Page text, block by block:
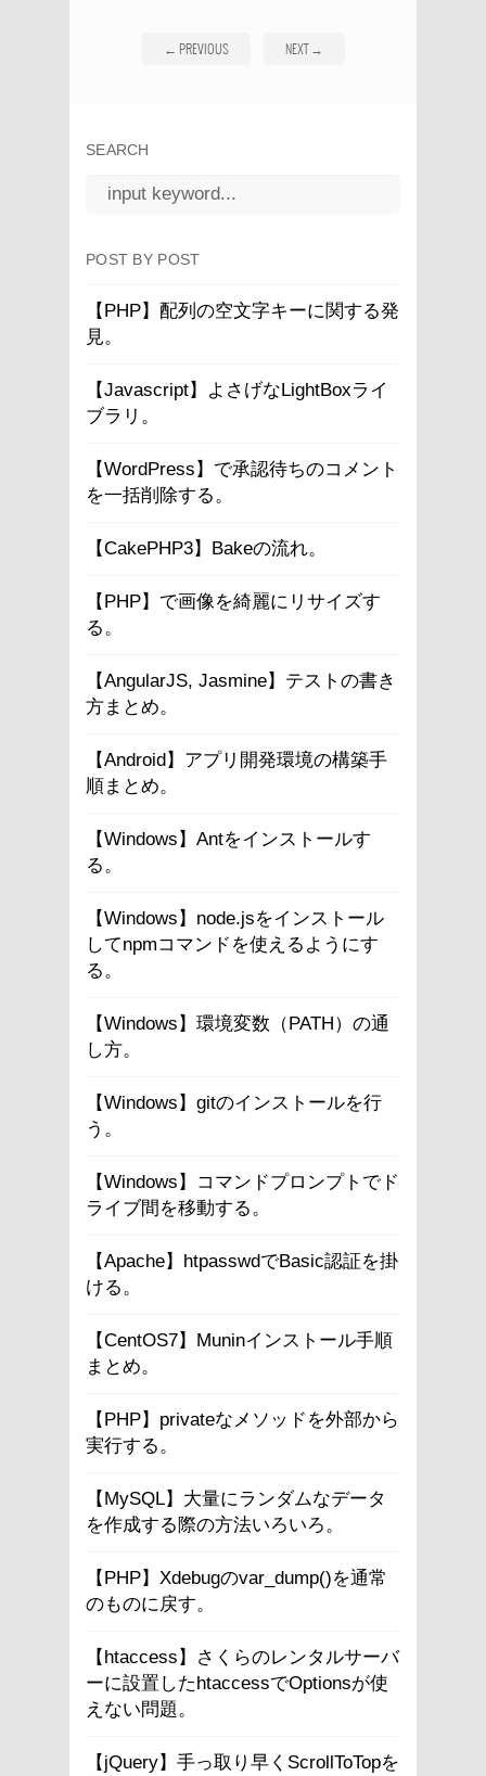
← PREVIOUS NEXT→
SEARCH
POST BY POST
【PHP】配列の空文字キーに関する発
見。
【Javascript】よさげなLightBoxライ
ブラリ。
【WordPress】で承認待ちのコメント
を一括削除する。
【CakePHP3】Bakeの流れ。
【PHP】で画像を綺麗にリサイズす
る。
【AngularJS, Jasmine】テストの書き
方まとめ。
【Android】アプリ開発環境の構築手
順まとめ。
【Windows】Antをインストールす
る。
【Windows】node.jsをインストール
してnpmコマンドを使えるようにす
る。
【Windows】環境変数（PATH）の通
し方。
【Windows】gitのインストールを行
う。
【Windows】コマンドプロンプトでド
ライブ間を移動する。
【Apache】htpasswdでBasic認証を掛
ける。
【CentOS7】Muninインストール手順
まとめ。
【PHP】privateなメソッドを外部から
実行する。
【MySQL】大量にランダムなデータ
を作成する際の方法いろいろ。
【PHP】Xdebugのvar_dump()を通常
のものに戻す。
【htaccess】さくらのレンタルサーバ
ーに設置したhtaccessでOptionsが使
えない問題。
【jQuery】手っ取り早くScrollToTopを